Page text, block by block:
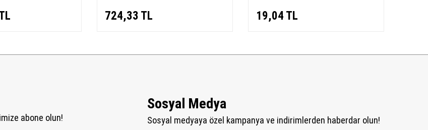
724,33 TL 19,04 TL
abone olun!
Sosyal Medya
Sosyal medyaya özel kampanya ve indirimlerden haberdar olun!